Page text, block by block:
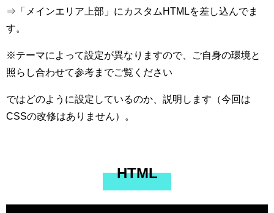
⇒「メインエリア上部」にカスタムHTMLを差し込んでま
す。
※テーマによって設定が異なりますので、ご自身の環境と
照らし合わせて参考までご覧ください
ではどのように設定しているのか、説明します（今回は
CSSの改修はありません）。
HTML